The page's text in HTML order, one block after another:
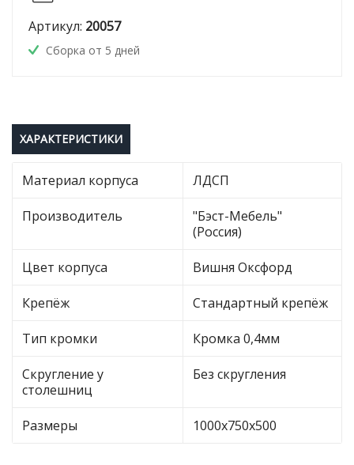
Артикул: 20057
Сборка от 5 дней
ХАРАКТЕРИСТИКИ
Материал корпуса ЛДСП
Производитель
"Бэст-Мебель"
(Россия)
Цвет корпуса Вишня Оксфорд
Крепёж Стандартный крепёж
Тип кромки Кромка 0,4мм
Скругление у
столешниц
Без скругления
Размеры 1000х750х500